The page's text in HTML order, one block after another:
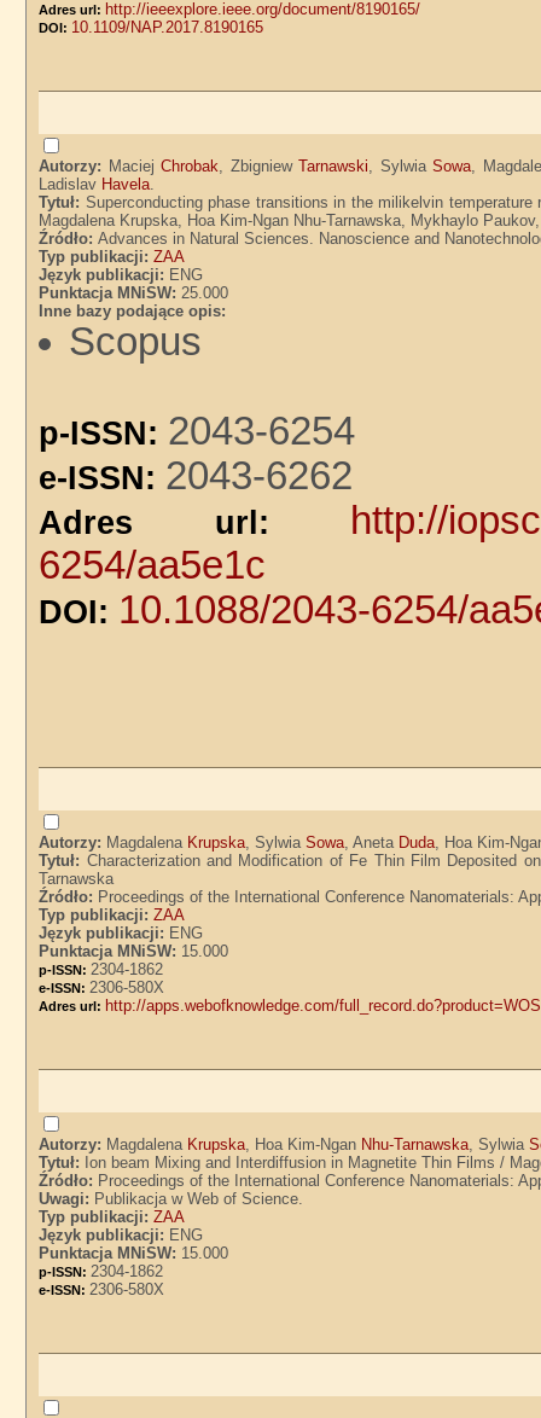
Adres url: http://ieeexplore.ieee.org/document/8190165/
DOI: 10.1109/NAP.2017.8190165
Autorzy: MaciejChrobak, ZbigniewTarnawski, SylwiaSowa,
Ladislav Havela.
Tytuł: Superconducting phase transitions in the milikelvin
Magdalena Krupska, Hoa Kim-Ngan Nhu-Tarnawska, Mykhaylo
Źródło:Advances in Natural Sciences. Nanoscience and
Typ publikacji:ZAA
Język publikacji: ENG
Punktacja MNiSW:25.000
Inne bazy podające opis:
Scopus
p-ISSN: 2043-6254
e-ISSN: 2043-6262
Adres url:
http://
6254/aa5e1c
DOI: 10.1088/2043-6254/
Autorzy: Magdalena Krupska, SylwiaSowa, Aneta Duda, Hoa Kim-
Tytuł: Characterization and Modification of Fe Thin Film Deposited
Tarnawska
Źródło: Proceedings of the International Conference Nanomaterials:
Typ publikacji:ZAA
Język publikacji: ENG
Punktacja MNiSW: 15.000
p-ISSN: 2304-1862
e-ISSN: 2306-580X
Adres url: http://apps.webofknowledge.com/
Autorzy: Magdalena Krupska, Hoa Kim-Ngan Nhu-Tarnawska, Sylwia
Tytuł: Ion beam Mixing and Interdiffusion in Magnetite Thin Films /
Źródło: Proceedings of the International Conference Nanomaterials:
Uwagi: Publikacja w Web of Science.
Typ publikacji:ZAA
Język publikacji: ENG
Punktacja MNiSW: 15.000
p-ISSN: 2304-1862
e-ISSN: 2306-580X